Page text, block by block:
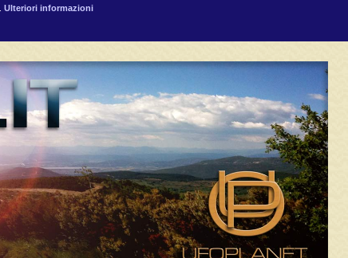
Ulteriori informazioni